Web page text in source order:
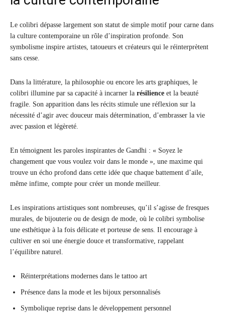
Le colibri dépasse largement son statut de simple motif pour carne dans
la culture contemporaine un rôle d’inspiration profonde. Son
symbolisme inspire artistes, tatoueurs et créateurs qui le réinterprètent
sans cesse.
Dans la littérature, la philosophie ou encore les arts graphiques, le
colibri illumine par sa capacité à incarner la résilience et la beauté
fragile. Son apparition dans les récits stimule une réflexion sur la
nécessité d’agir avec douceur mais détermination, d’embrasser la vie
avec passion et légèreté.
En témoignent les paroles inspirantes de Gandhi : « Soyez le
changement que vous voulez voir dans le monde », une maxime qui
trouve un écho profond dans cette idée que chaque battement d’aile,
même infime, compte pour créer un monde meilleur.
Les inspirations artistiques sont nombreuses, qu’il s’agisse de fresques
murales, de bijouterie ou de design de mode, où le colibri symbolise
une esthétique à la fois délicate et porteuse de sens. Il encourage à
cultiver en soi une énergie douce et transformative, rappelant
l’équilibre naturel.
Réinterprétations modernes dans le tattoo art
Présence dans la mode et les bijoux personnalisés
Symbolique reprise dans le développement personnel